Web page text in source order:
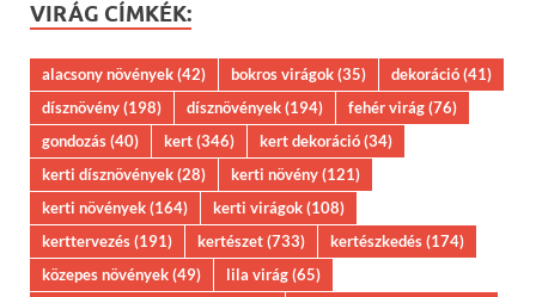
VIRÁG CÍMKÉK:
alacsony növények(42) bokros virágok(35) dekoráció(41)
dísznövény(198) dísznövények(194) fehér virág(76)
gondozás(40) kert(346) kert dekoráció(34)
kerti dísznövények(28) kerti növény(121)
kerti növények(164) kerti virágok(108)
kerttervezés(191) kertészet(733) kertészkedés(174)
közepes növények(49) lila virág(65)